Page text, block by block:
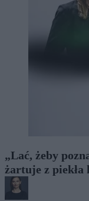
„Lać, żeby
żartuje z piekła